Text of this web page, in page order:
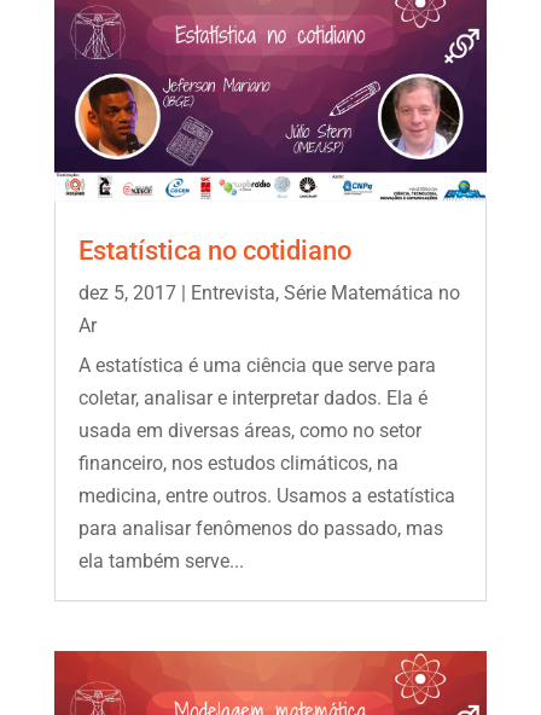
Estatística no cotidiano
dez 5, 2017| Entrevista, Série Matemática no
Ar
A estatística é uma ciência que serve para
coletar, analisar e interpretar dados. Ela é
usada em diversas áreas, como no setor
financeiro, nos estudos climáticos, na
medicina, entre outros. Usamos a estatística
para analisar fenômenos do passado, mas
ela também serve...